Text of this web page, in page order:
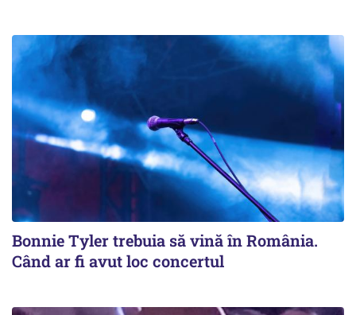
Bonnie Tyler trebuia să vină în România.
Când ar fi avut loc concertul